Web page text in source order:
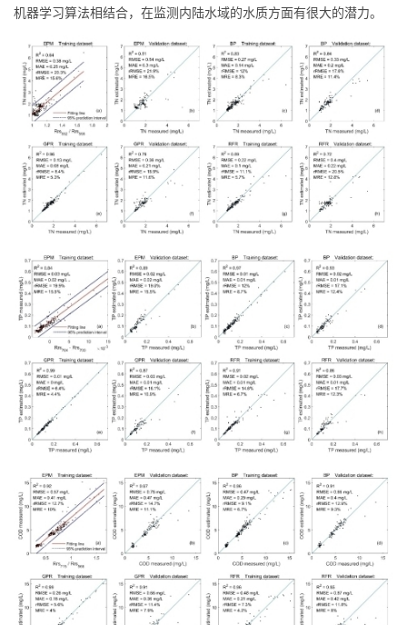
机器学习算法相结合，在监测内陆水域的水质方面有很大的潜力。